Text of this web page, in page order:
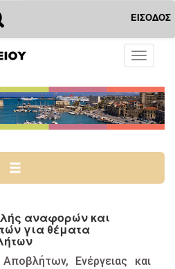
ΕΙΣΟΔΟΣ
Toggle
αναφορών και
για θέματα
Ενέργειας και